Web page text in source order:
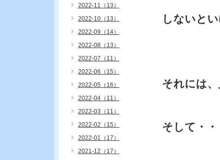
しないと
それには
そして・
2022-11（13）
2022-10（13）
2022-09（14）
2022-08（13）
2022-07（11）
2022-06（15）
2022-05（16）
2022-04（11）
2022-03（11）
2022-02（15）
2022-01（17）
2021-12（17）